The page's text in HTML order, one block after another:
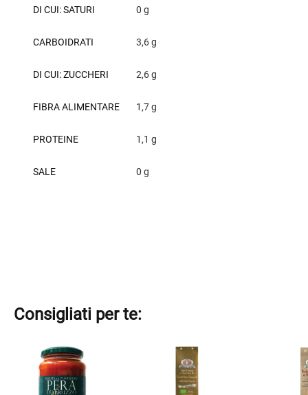
DI CUI: SATURI 0 g
CARBOIDRATI 3,6 g
DI CUI: ZUCCHERI 2,6 g
FIBRA ALIMENTARE 1,7 g
PROTEINE 1,1 g
SALE 0 g
Consigliati per te:
Questo
prodotto
prodotto
prodotto